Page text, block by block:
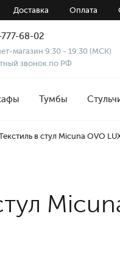
Доставка Оплата
68-02
магазин 9:30 - 19:30 (МСК)
звонок по РФ
Тумбы
в стул Micuna OVO